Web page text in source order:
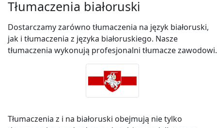
Tłumaczenia białoruski
Dostarczamy zarówno tłumaczenia na język białoruski,
jak i tłumaczenia z języka białoruskiego. Nasze
tłumaczenia wykonują profesjonalni tłumacze zawodowi.
Tłumaczenia z i na białoruski obejmują nie tylko